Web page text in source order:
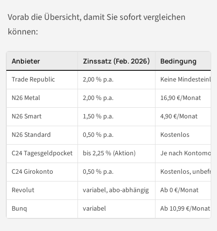
Vorab die Übersicht, damit Sie sofort vergleichen
können:
Anbieter Zinssatz (Feb. 2026) Bedingung
Trade Republic 2,00 % p.a.
Keine
N26 Metal
2,00 % p.a.
16,90 €/Monat
N26 Smart
1,50 % p.a.
4,90 €/Monat
N26 Standard
0,50 % p.a.
Kostenlos
C24 Tagesgeldpocket
bis 2,25 % (Aktion)
Je nach
C24 Girokonto
0,50 % p.a.
Kostenlos,
Revolut
variabel, abo-abhängig
Ab 0 €/Monat
Bunq
variabel Ab 10,99 €/Monat